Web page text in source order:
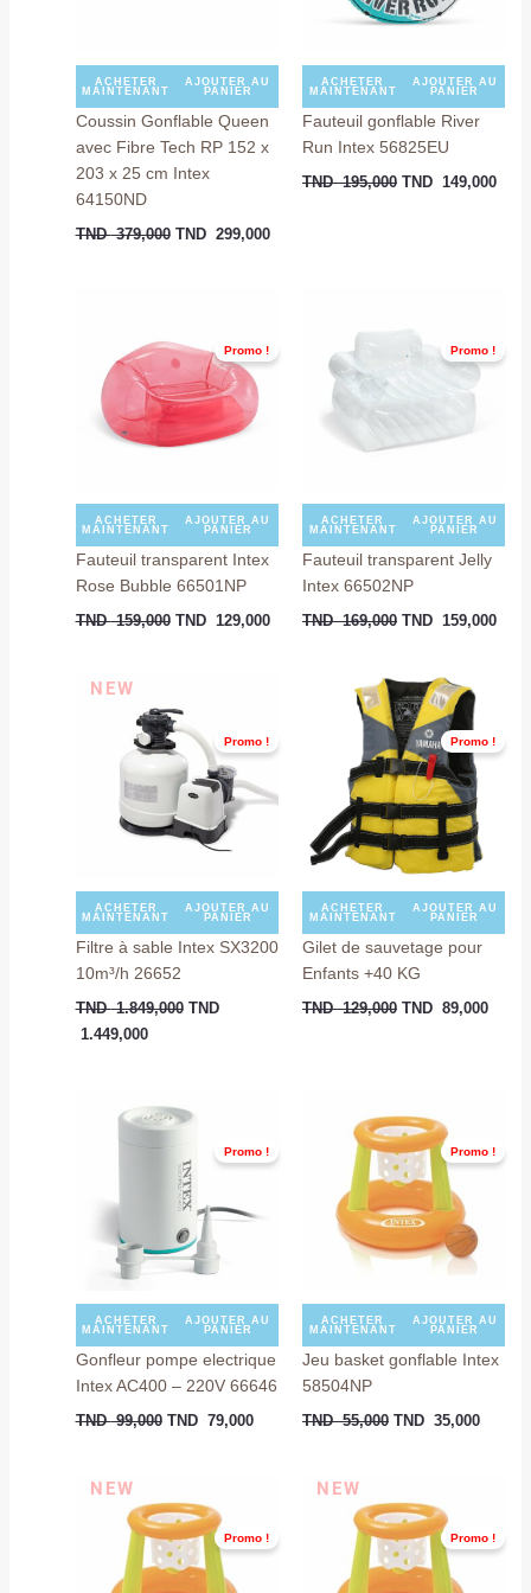
ACHETER
MAINTENANT
AJOUTER AU
PANIER
Coussin Gonflable Queen
avec Fibre Tech RP 152 x
203 x 25 cm Intex
64150ND
TND379,000 TND 299,000
ACHETER
MAINTENANT
AJOUTER AU
PANIER
Fauteuil gonflable River
Run Intex 56825EU
TND195,000 TND 149,000
Promo !
ACHETER
MAINTENANT
AJOUTER AU
PANIER
Fauteuil transparent Intex
Rose Bubble 66501NP
TND159,000
était :
TND
159,000.
TND 129,000
est :
129,000.
Promo !
ACHETER
MAINTENANT
AJOUTER AU
PANIER
Fauteuil transparent Jelly
Intex 66502NP
TND169,000
initial
était :
TND 159,000
NEW
Promo !
ACHETER
MAINTENANT
AJOUTER AU
PANIER
Filtre à sable Intex SX3200
10m³/h 26652
TND1.849,000
était :
TND
1.849,000.
TND
1.449,000
actuel
est :
TND
1.449,000.
Promo !
ACHETER
MAINTENANT
AJOUTER AU
PANIER
Gilet de sauvetage pour
Enfants +40 KG
TND129,000
Le
prix
initial
était :
TND
129,000.
TND 89,000
est :
TND
Promo !
ACHETER
MAINTENANT
AJOUTER AU
PANIER
Gonfleur pompe electrique
Intex AC400 – 220V 66646
TND99,000
prix
initial
TND
99,000.
TND 79,000
est :
TND
Promo !
ACHETER
MAINTENANT
AJOUTER AU
PANIER
Jeu basket gonflable Intex
58504NP
TND55,000
prix
initial
était :
TND
55,000.
TND 35,000
est :
TND
NEW
Promo !
prix
initial
était :
TND
55,000.
est :
NEW
Promo !
prix
initial
était :
TND
55,000.
est :